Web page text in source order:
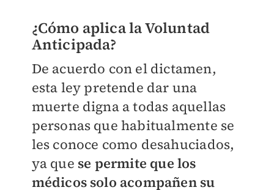
¿Cómo aplica la Voluntad
Anticipada?
De acuerdo con el dictamen,
esta ley pretende dar una
muerte digna a todas aquellas
personas que habitualmente se
les conoce como desahuciados,
ya que se permite que los
médicos solo acompañen su